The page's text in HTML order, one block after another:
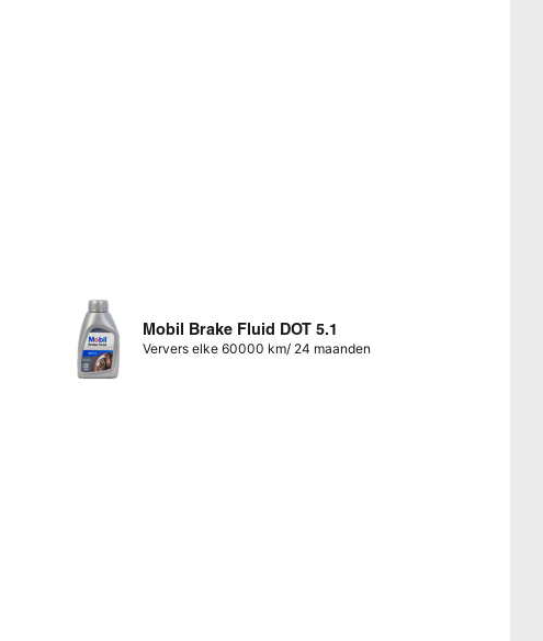
Mobil Brake Fluid DOT 5.1
Ververs elke 60000 km/ 24 maanden